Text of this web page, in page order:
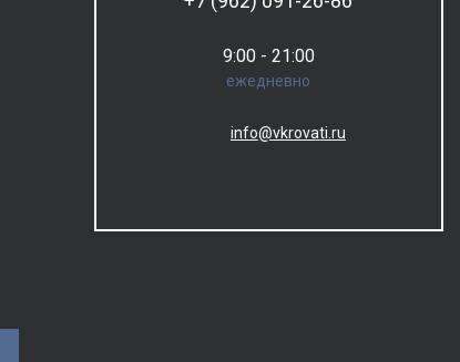
9:00 - 21:00
ежедневно
info@vkrovati.ru